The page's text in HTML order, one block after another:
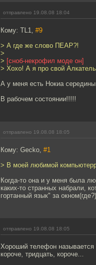
отправлено 19.08.08 18:04
Кому: TL1, #9
> А где же слово ПЕАР?!
>
> [сноб-некрофил моде он]
> Хохо! А я про свой
А у меня есть Нокиа
В рабочем состоянии!!!!!
отправлено 19.08.08 18:05
Кому: Gecko, #1
> В моей любимой
Когда-то она и у меня была
каких-то странных набрали,
гортанный язык" за
отправлено 19.08.08 18:05
Хороший телефон
короче, тридцать, короче...